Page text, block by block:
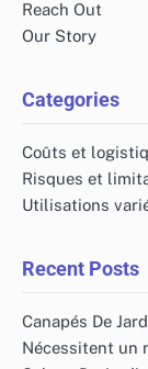
Reach Out
Our Story
Categories
Coûts et
Risques et
Utilisations
Recent Posts
Canapés De
Nécessitent un